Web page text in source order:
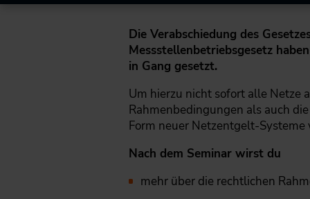
Die Verabschiedung des
Messstellenbetriebsgesetz
in Gang gesetzt.
Um hierzu nicht sofort alle Netze
Rahmenbedingungen als auch
Form neuer Netzentgelt-Systeme
Nach dem Seminar wirst du
mehr über die rechtlichen